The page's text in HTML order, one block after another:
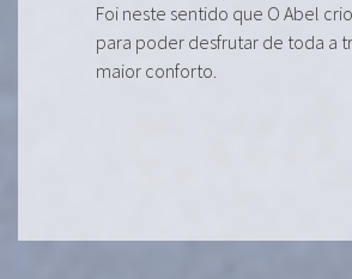
Foi neste sentido que O Abel
para poder desfrutar de toda a
maior conforto.